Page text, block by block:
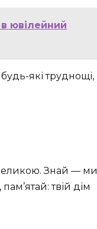
ювілейний
які труднощі,
Знай — ми
твій дім